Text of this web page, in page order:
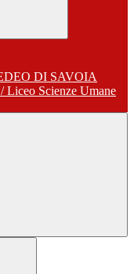
DI SAVOIA
Liceo Scienze Umane